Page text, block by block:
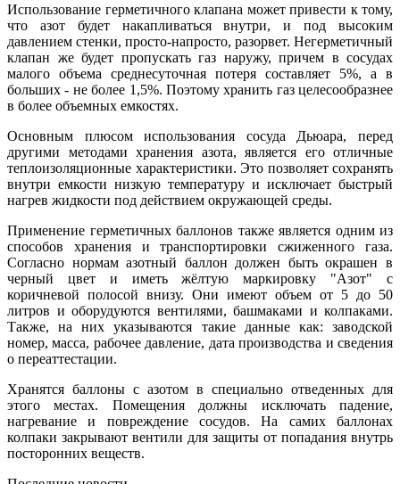
Использование герметичного клапана может привести к тому,
что азот будет накапливаться внутри, и под высоким
давлением стенки, просто-напросто, разорвет. Негерметичный
клапан же будет пропускать газ наружу, причем в сосудах
малого объема среднесуточная потеря составляет 5%, а в
больших - не более 1,5%. Поэтому хранить газ целесообразнее
в более объемных емкостях.
Основным плюсом использования сосуда Дьюара, перед
другими методами хранения азота, является его отличные
теплоизоляционные характеристики. Это позволяет сохранять
внутри емкости низкую температуру и исключает быстрый
нагрев жидкости под действием окружающей среды.
Применение герметичных баллонов также является одним из
способов хранения и транспортировки сжиженного газа.
Согласно нормам азотный баллон должен быть окрашен в
черный цвет и иметь жёлтую маркировку "Азот" с
коричневой полосой внизу. Они имеют объем от 5 до 50
литров и оборудуются вентилями, башмаками и колпаками.
Также, на них указываются такие данные как: заводской
номер, масса, рабочее давление, дата производства и сведения
о переаттестации.
Хранятся баллоны с азотом в специально отведенных для
этого местах. Помещения должны исключать падение,
нагревание и повреждение сосудов. На самих баллонах
колпаки закрывают вентили для защиты от попадания внутрь
посторонних веществ.